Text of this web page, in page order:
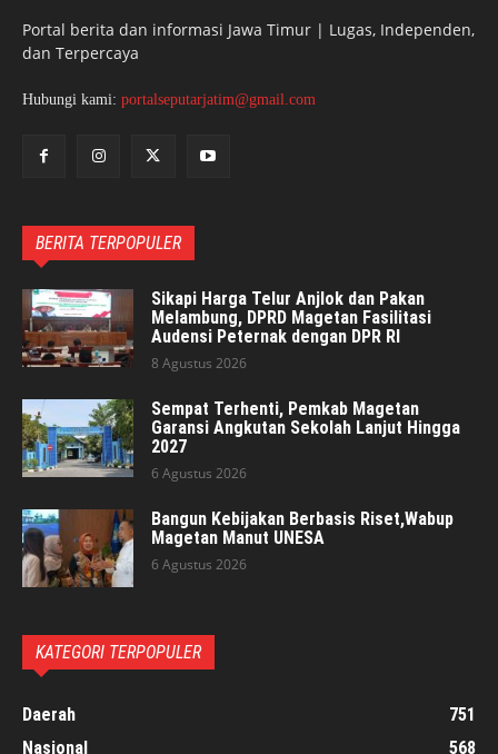
Portal berita dan informasi Jawa Timur | Lugas, Independen,
dan Terpercaya
Hubungi kami: portalseputarjatim@gmail.com
BERITA TERPOPULER
Sikapi Harga Telur Anjlok dan Pakan
Melambung, DPRD Magetan Fasilitasi
Audensi Peternak dengan DPR RI
8 Agustus 2026
Sempat Terhenti, Pemkab Magetan
Garansi Angkutan Sekolah Lanjut Hingga
2027
6 Agustus 2026
Bangun Kebijakan Berbasis Riset,Wabup
Magetan Manut UNESA
6 Agustus 2026
KATEGORI TERPOPULER
Daerah
751
Nasional
568